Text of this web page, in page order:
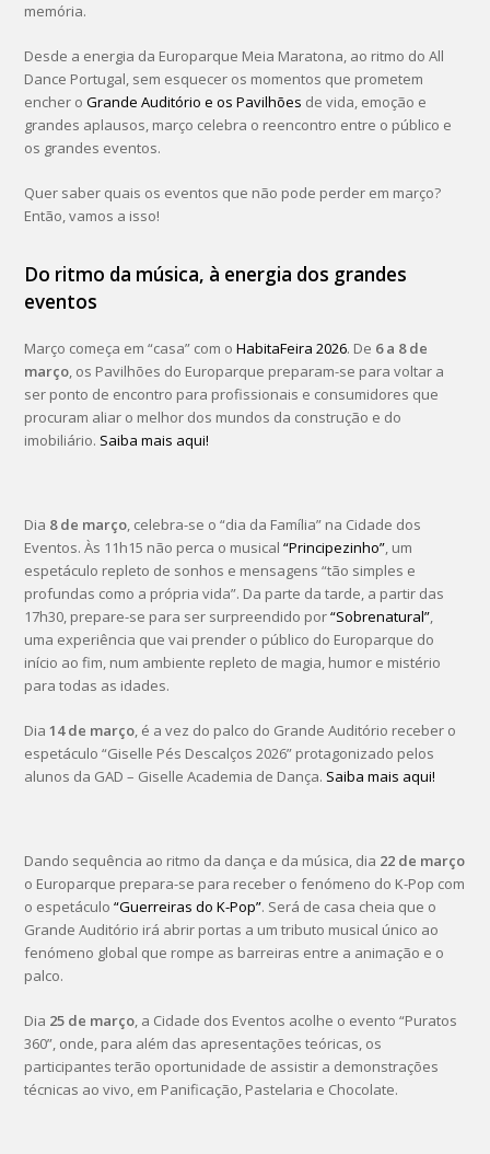
memória.
Desde a energia da Europarque Meia Maratona, ao ritmo do All
Dance Portugal, sem esquecer os momentos que prometem
encher oGrande Auditório e os Pavilhões de vida, emoção e
grandes aplausos, março celebra o reencontro entre o público e
os grandes eventos.
Quer saber quais os eventos que não pode perder em março?
Então, vamos a isso!
Do ritmo da música, à energia dos grandes
eventos
Março começa em “casa” com oHabitaFeira 2026. De 6 a 8 de
março, os Pavilhões do Europarque preparam-se para voltar a
ser ponto de encontro para profissionais e consumidores que
procuram aliar o melhor dos mundos da construção e do
imobiliário. Saiba mais aqui!
Dia 8 de março, celebra-se o “dia da Família” na Cidade dos
Eventos. Às 11h15 não perca o musical“Principezinho”, um
espetáculo repleto de sonhos e mensagens “tão simples e
profundas como a própria vida”. Da parte da tarde, a partir das
17h30, prepare-se para ser surpreendido por“Sobrenatural”,
uma experiência que vai prender o público do Europarque do
início ao fim, num ambiente repleto de magia, humor e mistério
para todas as idades.
Dia14 de março, é a vez do palco do Grande Auditório receber o
espetáculo “Giselle Pés Descalços 2026” protagonizado pelos
alunos da GAD – Giselle Academia de Dança. Saiba mais aqui!
Dando sequência ao ritmo da dança e da música, dia 22 de março
o Europarque prepara-se para receber o fenómeno do K-Pop com
o espetáculo“Guerreiras do K-Pop”. Será de casa cheia que o
Grande Auditório irá abrir portas a um tributo musical único ao
fenómeno global que rompe as barreiras entre a animação e o
palco.
Dia 25 de março, a Cidade dos Eventos acolhe o evento “Puratos
360”, onde, para além das apresentações teóricas, os
participantes terão oportunidade de assistir a demonstrações
técnicas ao vivo, em Panificação, Pastelaria e Chocolate.